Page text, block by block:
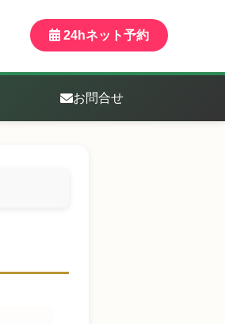
24hネット予約
お問合せ